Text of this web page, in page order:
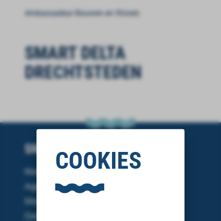
COOKIES
Ambassadeur Bouwen en Wonen
SMART DELTA
DRECHTSTEDEN
SNEL NAAR
Nieuws
Agenda
Mediakit
Contact